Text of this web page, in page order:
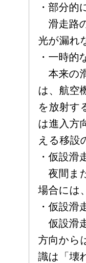
・部分的
滑走路
光が漏れ
・一時的
本来の
は、航空
を放射す
は進入方
える移設
・仮設滑
夜間ま
場合には
・仮設滑
仮設滑
方向から
識は「壊